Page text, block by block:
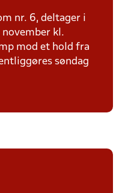
nr. 6, deltager i
kl.
mod et hold fra
søndag